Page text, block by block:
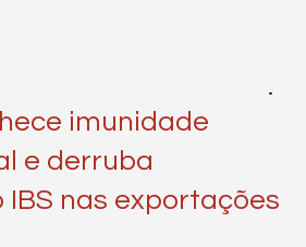
imunidade
e derruba
IBS nas exportações